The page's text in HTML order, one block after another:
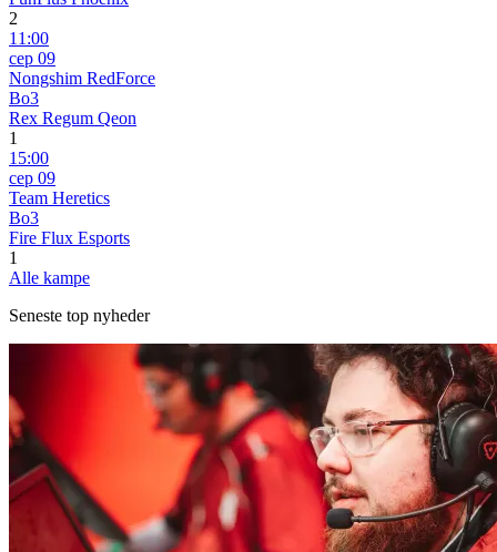
2
11:00
сер 09
Nongshim RedForce
Bo3
Rex Regum Qeon
1
15:00
сер 09
Team Heretics
Bo3
Fire Flux Esports
1
Alle kampe
Seneste top nyheder